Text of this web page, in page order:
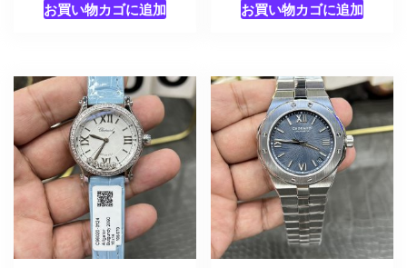
お買い物カゴに追加 お買い物カゴに追加